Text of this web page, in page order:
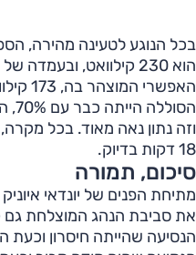
הוא 230 קילוואט,
18 דקות בדיוק.
סיכום, תמורה
את סביבת הנהג המוצלחת גם
הנסיעה שהייתה חיסרון וכעת